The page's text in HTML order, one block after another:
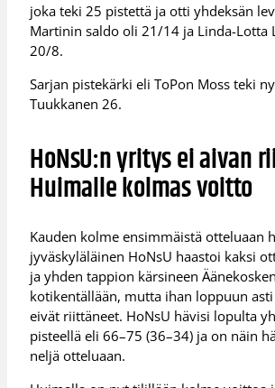
joka teki 25 pistettä ja otti yhdeksän
Martinin saldo oli 21/14 ja Linda-Lotta
20/8.
Sarjan pistekärki eli ToPon Moss teki
Tuukkanen 26.
HoNsU:n yritys ei aivan
Huimalle kolmas voitto
Kauden kolme ensimmäistä otteluaan
jyväskyläläinen HoNsU haastoi kaksi
ja yhden tappion kärsineen
kotikentällään, mutta ihan loppuun
eivät riittäneet. HoNsU hävisi lopulta
pisteellä eli 66–75 (36–34) ja on näin
neljä otteluaan.